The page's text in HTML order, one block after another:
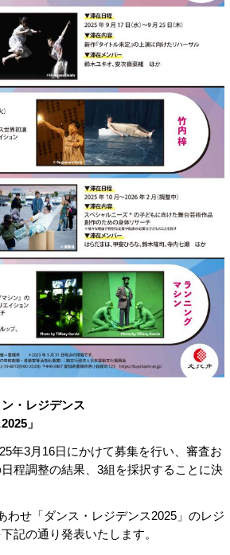
会員制度のご案内
月間スケジュール
出版物・映像
お問合せ
トップに戻る
・レジデンス
」
年3月16日にかけて募集を行い、審査お
程調整の結果、3組を採択することに決
わせ「ダンス・レジデンス2025」のレジ
記の通り発表いたします。